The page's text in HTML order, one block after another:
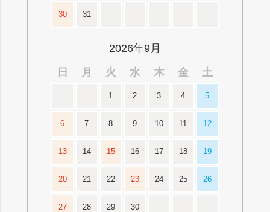
30 31
2026年9月
日
月 火 水 木 金 土
1 2 3 4 5
6 7 8 9 10 11 12
13 14 15 16 17 18 19
20 21 22 23 24 25 26
27 28 29 30